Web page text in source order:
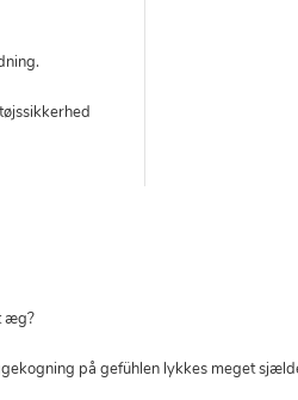
æg?
på gefühlen lykkes meget